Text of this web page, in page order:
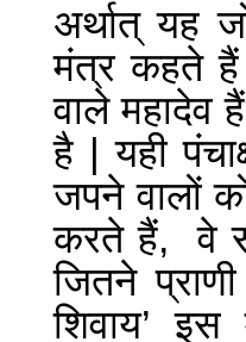
अर्थात् यह
मंत्र कहते
वाले महादेव हैं
है | यही
जपने वालों
करते हैं,
वे
जितने
शिवाय’